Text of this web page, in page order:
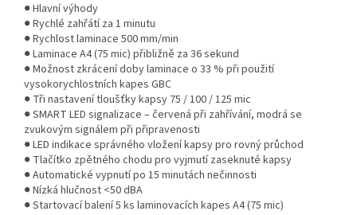
● Hlavní výhody
● Rychlé zahřátí za 1 minutu
● Rychlost laminace 500 mm/min
● Laminace A4 (75 mic) přibližně za 36 sekund
● Možnost zkrácení doby laminace o 33 % při použití
vysokorychlostních kapes GBC
● Tři nastavení tloušťky kapsy 75 / 100 / 125 mic
● SMART LED signalizace – červená při zahřívání, modrá se
zvukovým signálem při připravenosti
● LED indikace správného vložení kapsy pro rovný průchod
● Tlačítko zpětného chodu pro vyjmutí zaseknuté kapsy
● Automatické vypnutí po 15 minutách nečinnosti
● Nízká hlučnost <50 dBA
● Startovací balení 5 ks laminovacích kapes A4 (75 mic)